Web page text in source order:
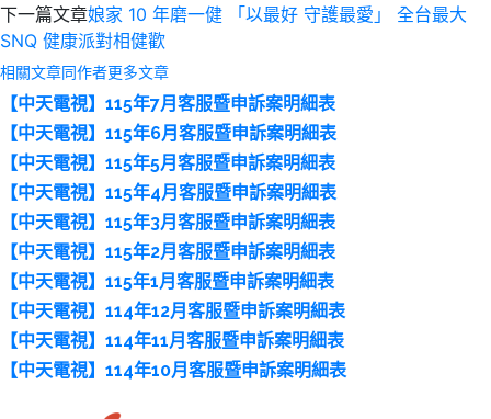
下一篇文章娘家 10 年磨一健 「以最好 守護最愛」 全台最大
SNQ 健康派對相健歡
相關文章同作者更多文章
【中天電視】115年7月客服暨申訴案明細表
【中天電視】115年6月客服暨申訴案明細表
【中天電視】115年5月客服暨申訴案明細表
【中天電視】115年4月客服暨申訴案明細表
【中天電視】115年3月客服暨申訴案明細表
【中天電視】115年2月客服暨申訴案明細表
【中天電視】115年1月客服暨申訴案明細表
【中天電視】114年12月客服暨申訴案明細表
【中天電視】114年11月客服暨申訴案明細表
【中天電視】114年10月客服暨申訴案明細表